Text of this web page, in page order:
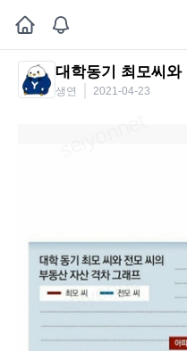
대학동기 최모씨
생연 2021-04-23